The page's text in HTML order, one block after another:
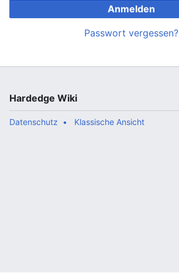
Anmelden
Passwort vergessen?
Hardedge Wiki
Datenschutz Klassische Ansicht